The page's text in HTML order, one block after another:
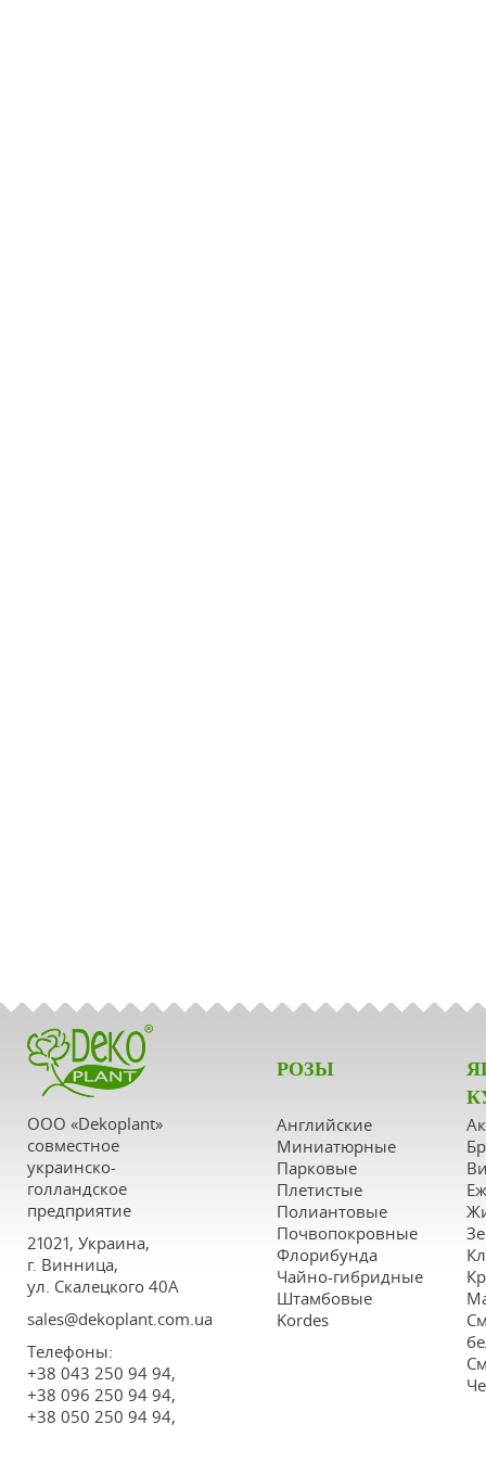
ООО «Dekoplant»
совместное
украинско-
голландское
предприятие
21021, Украина,
г. Винница,
ул. Скалецкого 40А
sales@dekoplant.com.ua
Tелефоны:
+38 043 250 94 94,
+38 096 250 94 94,
+38 050 250 94 94,
РОЗЫ
Английские
Миниатюрные
Парковые
Плетистые
Полиантовые
Почвопокровные
Флорибунда
Чайно-гибридные
Штамбовые
Kordes